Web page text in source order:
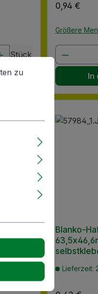
um die
oder benutze
den
Stück
Regulärer
0,94 €
Größere
In
Blanko-
Lieferzeit:
zu können.
Mehr
zu